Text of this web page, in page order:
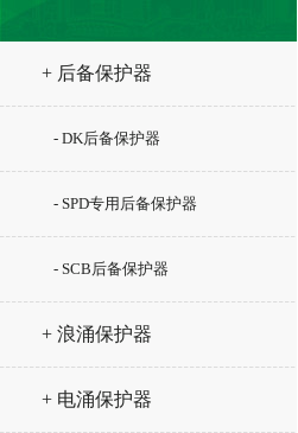
+ 后备保护器
- DK后备保护器
- SPD专用后备保护器
- SCB后备保护器
+ 浪涌保护器
+ 电涌保护器